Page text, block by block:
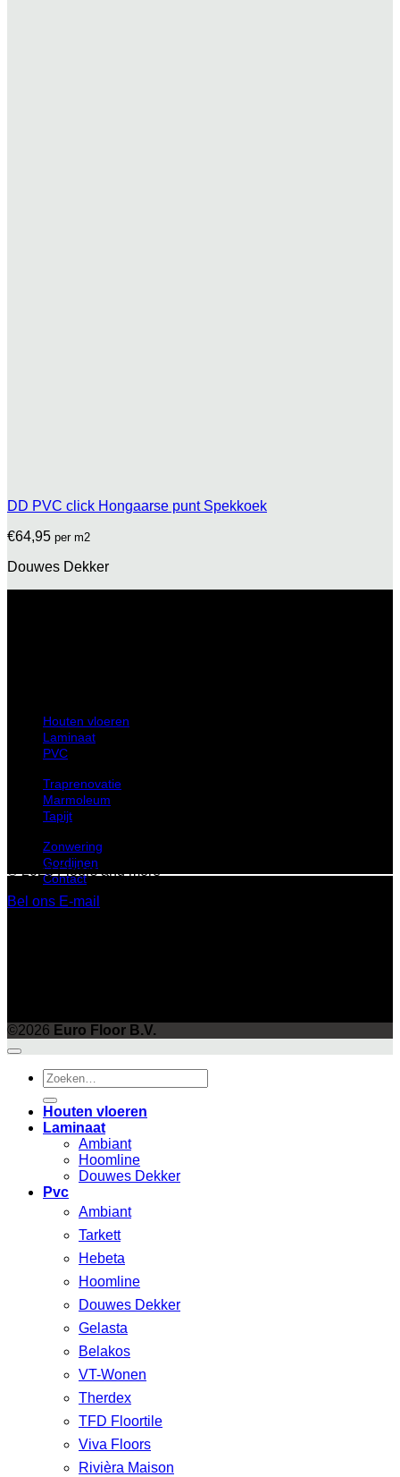
DD PVC click Hongaarse punt Spekkoek
€64,95 per m2
Douwes Dekker
Houten vloeren
Laminaat
PVC
Traprenovatie
Marmoleum
Tapijt
Zonwering
Gordijnen
Contact
© 2023 Floors and more
Bel ons E-mail
©2026 Euro Floor B.V.
Zoeken
naar:
Houten vloeren
Laminaat
Ambiant
Hoomline
Douwes Dekker
Pvc
Ambiant
Tarkett
Hebeta
Hoomline
Douwes Dekker
Gelasta
Belakos
VT-Wonen
Therdex
TFD Floortile
Viva Floors
Rivièra Maison